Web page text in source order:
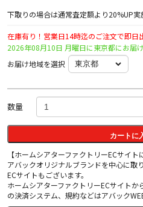
下取りの場合は通常査定額より20%UP実
在庫有り！営業日14時迄のご注文で即日
2026年08月10日 月曜日に東京都にお届け
お届け地域を選択
数量
カートに
【ホームシアターファクトリーECサイト
アバックオリジナルブランドを中心に取
ECサイトもございます。
ホームシアターファクトリーECサイト
の決済システム、規約などはアバック